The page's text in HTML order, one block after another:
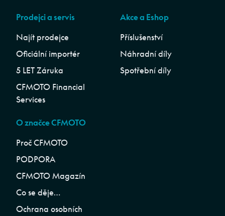
Prodejci a servis
Najít prodejce
Oficiální importér
5 LET Záruka
CFMOTO Financial
Services
Akce a Eshop
Příslušenství
Náhradní díly
Spotřební díly
O značce CFMOTO
Proč CFMOTO
PODPORA
CFMOTO Magazín
Co se děje…
Ochrana osobních